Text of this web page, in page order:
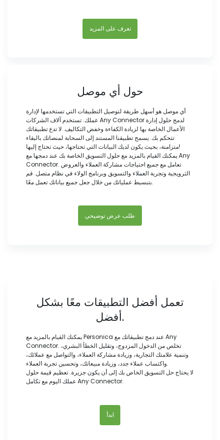
تعرف على المزيد
حول أي موصل
أي موصل هو أسهل طريقة لتوصيل التطبيقات التي تستخدمها لإدارة
عملك. تستخدم آلاف الشركات Any Connector لدمج حلول إدارة
الأعمال الخاصة بها لزيادة الكفاءة وخفض التكاليف. لا تدع تطبيقاتك
تتحكم بك. يسمح تطبيقنا المستند إلى السحابة لمنصاتك بالبقاء
متزامنة، بحيث يكون لديك البيانات التي تحتاجها، حيث تحتاج إليها!
يمكنك القيام بالمزيد مع حلول التسويق الخاصة بك عند دمجها مع Any
Connector. تعامل مع جميع احتياجات مشاركة العملاء والعروض
الترويجية وتجربة العملاء والتسويق وبرنامج الولاء في نظام متصل. قم
بتبسيط عملياتك من خلال جعل جميع بياناتك تعمل معًا.
طلب عرض توضيحي
تعمل أفضل التطبيقات معًا بشكل
أفضل.
يمكنك القيام بالمزيد مع Personica عند دمج تطبيقاتك مع Any
Connector. تخلص من الدخول المزدوج، وتقليل الخطأ البشري،
وتنمية علامتك التجارية، وزيادة مشاركة العملاء، والتواصل مع عملائك،
واكتساب عملاء جدد، وزيادة مبيعاتك، وتحسين تجربة العملاء.
لا يحتاج حل التسويق الخاص بك إلى أن يكون جزيرة. تعظيم قيمة حلول
عملك اليوم مع تكامل Any Connector.
ابدأ